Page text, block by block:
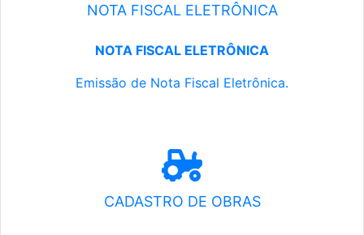
NOTA FISCAL ELETRÔNICA
NOTA FISCAL ELETRÔNICA
Emissão de Nota Fiscal Eletrônica.
CADASTRO DE OBRAS